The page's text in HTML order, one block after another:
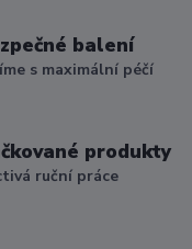
balení
s maximální péčí
produkty
ruční práce